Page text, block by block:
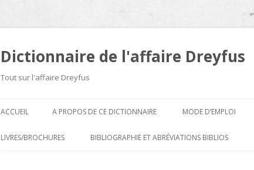
Dictionnaire de l'affaire Dreyfus
Tout sur l'affaire Dreyfus
ACCUEIL A PROPOS DE CE DICTIONNAIRE MODE D’EMPLOI
LIVRES/BROCHURES BIBLIOGRAPHIE ET ABRÉVIATIONS BIBLIOS